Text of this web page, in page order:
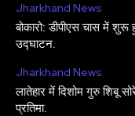
Jharkhand News
बोकारो: डीपीएस चास में
उद्घाटन.
Jharkhand News
लातेहार में दिशोम गुरु शिबू
प्रतिमा.